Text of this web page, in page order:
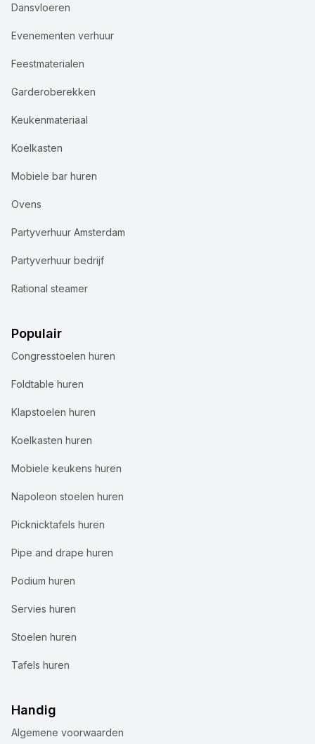
Dansvloeren
Evenementen verhuur
Feestmaterialen
Garderoberekken
Keukenmateriaal
Koelkasten
Mobiele bar huren
Ovens
Partyverhuur Amsterdam
Partyverhuur bedrijf
Rational steamer
Populair
Congresstoelen huren
Foldtable huren
Klapstoelen huren
Koelkasten huren
Mobiele keukens huren
Napoleon stoelen huren
Picknicktafels huren
Pipe and drape huren
Podium huren
Servies huren
Stoelen huren
Tafels huren
Handig
Algemene voorwaarden